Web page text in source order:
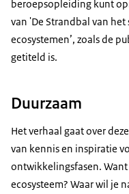
beroepsopleiding kunt
van 'De Strandbal van
ecosystemen’, zoals de
getiteld is.
Duurzaam
Het verhaal gaat over
van kennis en inspiratie
ontwikkelingsfasen.
ecosysteem? Waar wil je